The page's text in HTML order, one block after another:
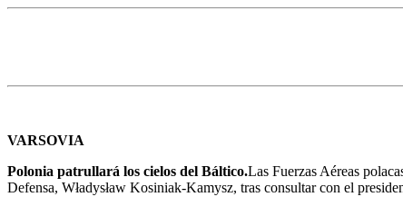
VARSOVIA
Polonia patrullará los cielos del Báltico.Las Fuerzas Aéreas
Defensa, Władysław Kosiniak-Kamysz, tras consultar con el